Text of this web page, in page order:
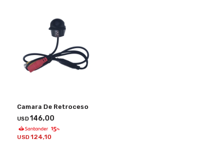
Camara De Retroceso
USD146,00
USD 124,10